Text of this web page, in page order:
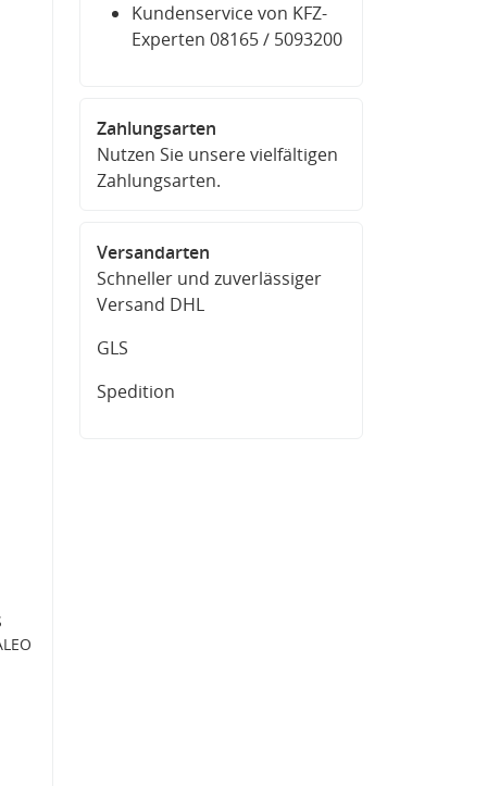
Kundenservice von KFZ-
Experten 08165 / 5093200
Zahlungsarten
Nutzen Sie unsere vielfältigen
Zahlungsarten.
Versandarten
Schneller und zuverlässiger
Versand DHL
GLS
Spedition